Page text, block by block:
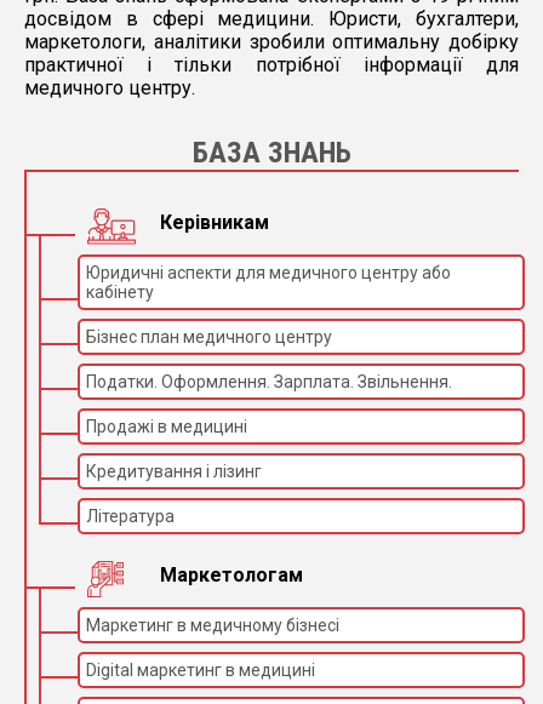
досвідом в сфері медицини. Юристи, бухгалтери,
маркетологи, аналітики зробили оптимальну добірку
практичної і тільки потрібної інформації для
медичного центру.
БАЗА ЗНАНЬ
Керівникам
Юридичні аспекти для медичного центру або
кабінету
Бізнес план медичного центру
Податки. Оформлення. Зарплата. Звільнення.
Продажі в медицині
Кредитування і лізинг
Література
Маркетологам
Маркетинг в медичному бізнесі
Digital маркетинг в медицині